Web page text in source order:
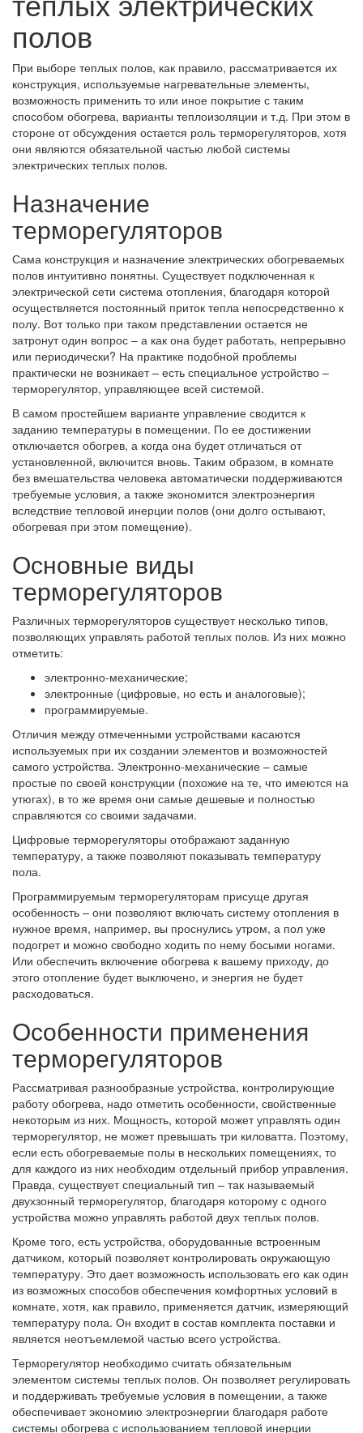
полов
При выборе теплых полов, как правило, рассматривается их
конструкция, используемые нагревательные элементы,
возможность применить то или иное покрытие с таким
способом обогрева, варианты теплоизоляции и т.д. При этом в
стороне от обсуждения остается роль терморегуляторов, хотя
они являются обязательной частью любой системы
электрических теплых полов.
Назначение
терморегуляторов
Сама конструкция и назначение электрических обогреваемых
полов интуитивно понятны. Существует подключенная к
электрической сети система отопления, благодаря которой
осуществляется постоянный приток тепла непосредственно к
полу. Вот только при таком представлении остается не
затронут один вопрос – а как она будет работать, непрерывно
или периодически? На практике подобной проблемы
практически не возникает – есть специальное устройство –
терморегулятор, управляющее всей системой.
В самом простейшем варианте управление сводится к
заданию температуры в помещении. По ее достижении
отключается обогрев, а когда она будет отличаться от
установленной, включится вновь. Таким образом, в комнате
без вмешательства человека автоматически поддерживаются
требуемые условия, а также экономится электроэнергия
вследствие тепловой инерции полов (они долго остывают,
обогревая при этом помещение).
Основные виды
терморегуляторов
Различных терморегуляторов существует несколько типов,
позволяющих управлять работой теплых полов. Из них можно
отметить:
электронно-механические;
электронные (цифровые, но есть и аналоговые);
программируемые.
Отличия между отмеченными устройствами касаются
используемых при их создании элементов и возможностей
самого устройства. Электронно-механические – самые
простые по своей конструкции (похожие на те, что имеются на
утюгах), в то же время они самые дешевые и полностью
справляются со своими задачами.
Цифровые терморегуляторы отображают заданную
температуру, а также позволяют показывать температуру
пола.
Программируемым терморегуляторам присуще другая
особенность – они позволяют включать систему отопления в
нужное время, например, вы проснулись утром, а пол уже
подогрет и можно свободно ходить по нему босыми ногами.
Или обеспечить включение обогрева к вашему приходу, до
этого отопление будет выключено, и энергия не будет
расходоваться.
Особенности применения
терморегуляторов
Рассматривая разнообразные устройства, контролирующие
работу обогрева, надо отметить особенности, свойственные
некоторым из них. Мощность, которой может управлять один
терморегулятор, не может превышать три киловатта. Поэтому,
если есть обогреваемые полы в нескольких помещениях, то
для каждого из них необходим отдельный прибор управления.
Правда, существует специальный тип – так называемый
двухзонный терморегулятор, благодаря которому с одного
устройства можно управлять работой двух теплых полов.
Кроме того, есть устройства, оборудованные встроенным
датчиком, который позволяет контролировать окружающую
температуру. Это дает возможность использовать его как один
из возможных способов обеспечения комфортных условий в
комнате, хотя, как правило, применяется датчик, измеряющий
температуру пола. Он входит в состав комплекта поставки и
является неотъемлемой частью всего устройства.
Терморегулятор необходимо считать обязательным
элементом системы теплых полов. Он позволяет регулировать
и поддерживать требуемые условия в помещении, а также
обеспечивает экономию электроэнергии благодаря работе
системы обогрева с использованием тепловой инерции